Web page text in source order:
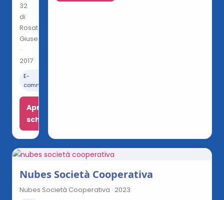
32
di
Rosato
Giuseppe
·
2017
E-
commerce
Apri
scheda
Nubes Società Cooperativa
Nubes Società Cooperativa · 2023